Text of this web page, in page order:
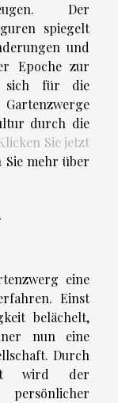
Der
spiegelt
und
Epoche zur
sich für die
durch die
Sie jetzt
Sie mehr über
eine
Einst
belächelt,
nun eine
Durch
wird der